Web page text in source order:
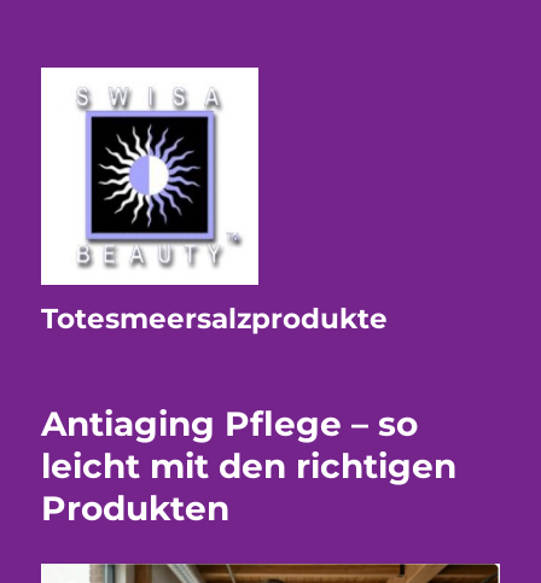
Totesmeersalzprodukte
Antiaging Pflege – so
leicht mit den richtigen
Produkten